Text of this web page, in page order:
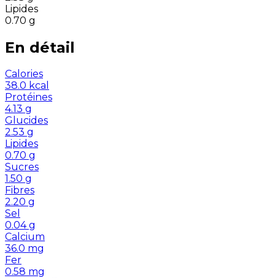
Lipides
0.70 g
En détail
Calories
38.0 kcal
Protéines
4.13 g
Glucides
2.53 g
Lipides
0.70 g
Sucres
1.50 g
Fibres
2.20 g
Sel
0.04 g
Calcium
36.0 mg
Fer
0.58 mg